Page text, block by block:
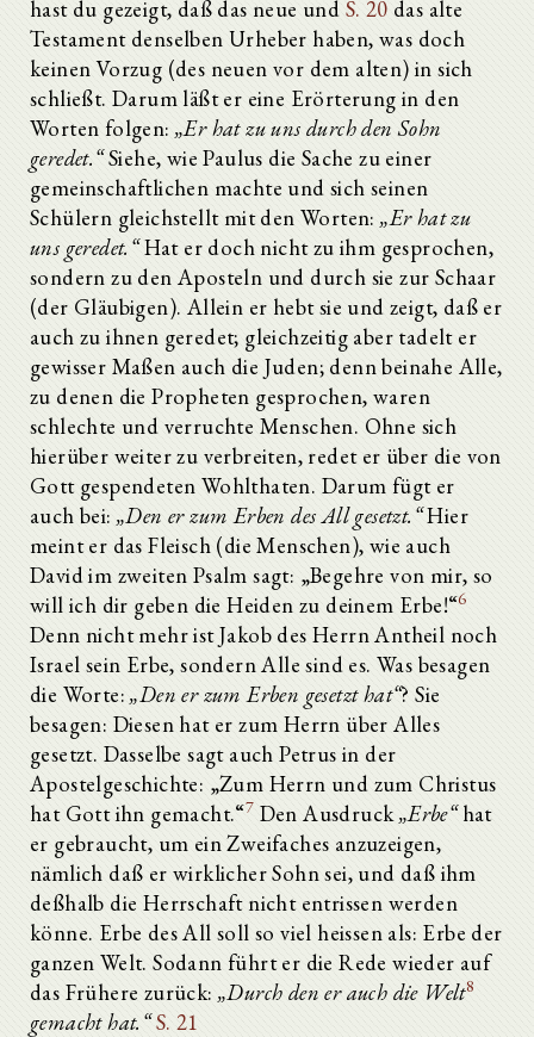
hast du gezeigt, daß das neue und S. 20 das alte
Testament denselben Urheber haben, was doch
keinen Vorzug (des neuen vor dem alten) in sich
schließt. Darum läßt er eine Erörterung in den
Worten folgen:„Er hat zu uns durch den Sohn
geredet.“Siehe, wie Paulus die Sache zu einer
gemeinschaftlichen machte und sich seinen
Schülern gleichstellt mit den Worten:„Er hat zu
uns geredet.“Hat er doch nicht zu ihm gesprochen,
sondern zu den Aposteln und durch sie zur Schaar
(der Gläubigen). Allein er hebt sie und zeigt, daß er
auch zu ihnen geredet; gleichzeitig aber tadelt er
gewisser Maßen auch die Juden; denn beinahe Alle,
zu denen die Propheten gesprochen, waren
schlechte und verruchte Menschen. Ohne sich
hierüber weiter zu verbreiten, redet er über die von
Gott gespendeten Wohlthaten. Darum fügt er
auch bei:„Den er zum Erben des All gesetzt.“Hier
meint er das Fleisch (die Menschen), wie auch
David im zweiten Psalm sagt: „Begehre von mir, so
will ich dir geben die Heiden zu deinem Erbe!“6
Denn nicht mehr ist Jakob des Herrn Antheil noch
Israel sein Erbe, sondern Alle sind es. Was besagen
die Worte:„Den er zum Erben gesetzt hat“? Sie
besagen: Diesen hat er zum Herrn über Alles
gesetzt. Dasselbe sagt auch Petrus in der
Apostelgeschichte: „Zum Herrn und zum Christus
hat Gott ihn gemacht.“7 Den Ausdruck„Erbe“hat
er gebraucht, um ein Zweifaches anzuzeigen,
nämlich daß er wirklicher Sohn sei, und daß ihm
deßhalb die Herrschaft nicht entrissen werden
könne. Erbe des All soll so viel heissen als: Erbe der
ganzen Welt. Sodann führt er die Rede wieder auf
das Frühere zurück: „Durch den er auch die Welt8
gemacht hat.“S. 21